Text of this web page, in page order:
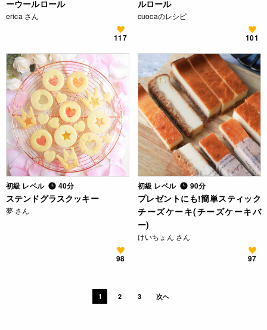
ーウールロール
erica さん
117
ルロール
cuocaのレシピ
101
初級 レベル 40分
ステンドグラスクッキー
夢 さん
98
初級 レベル 90分
プレゼントにも!簡単スティック
チーズケーキ(チーズケーキバ
ー)
けいちょん さん
97
1 2 3 次へ